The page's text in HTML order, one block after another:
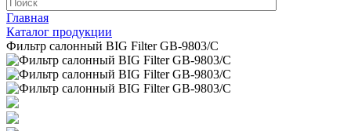
Главная
Каталог продукции
Фильтр салонный BIG Filter GB-9803/C